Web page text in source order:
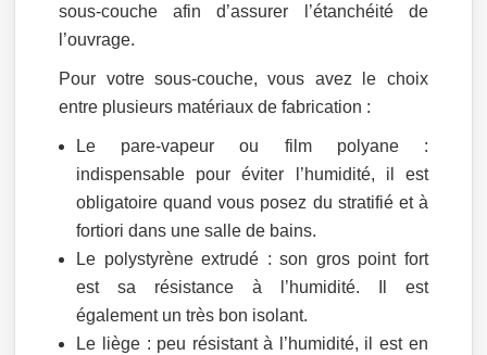
sous-couche afin d’assurer l’étanchéité de
l’ouvrage.
Pour votre sous-couche, vous avez le choix
entre plusieurs matériaux de fabrication :
Le pare-vapeur ou film polyane :
indispensable pour éviter l’humidité, il est
obligatoire quand vous posez du stratifié et à
fortiori dans une salle de bains.
Le polystyrène extrudé : son gros point fort
est sa résistance à l’humidité. Il est
également un très bon isolant.
Le liège : peu résistant à l’humidité, il est en